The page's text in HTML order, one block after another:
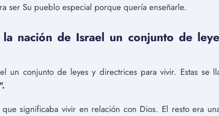
ser Su pueblo especial porque quería enseñarle.
nación de Israel un conjunto de
un conjunto de leyes y directrices para vivir. Estas se
significaba vivir en relación con Dios. El resto era